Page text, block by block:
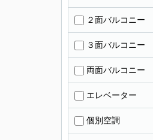
２面バルコニー
３面バルコニー
両面バルコニー
エレベーター
個別空調